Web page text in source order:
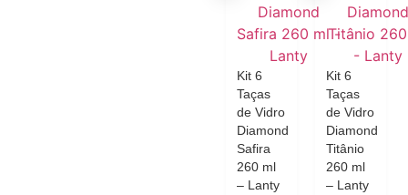
Kit 6
Taças
de Vidro
Diamond
Safira
260 ml
– Lanty
Kit 6
Taças
de Vidro
Diamond
Titânio
260 ml
– Lanty